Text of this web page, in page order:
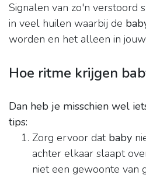
Signalen van zo'n verstoord
in veel huilen waarbij de
worden en het alleen in
Hoe ritme krijgen
Dan heb je misschien wel
tips:
Zorg ervoor dat baby
achter elkaar slaapt
niet een gewoonte van